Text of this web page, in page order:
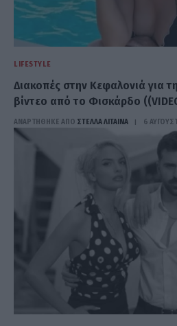
LIFESTYLE
Διακοπές στην Κεφαλονιά για
βίντεο από το Φισκάρδο
ΑΝΑΡΤΗΘΗΚΕ ΑΠΟ ΣΤΈΛΛΑ ΛΊΤΑΙΝΑ 6